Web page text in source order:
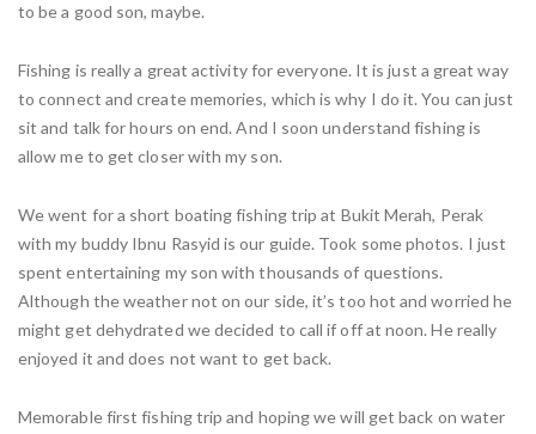
to be a good son, maybe.
Fishing is really a great activity for everyone. It is just a great way
to connect and create memories, which is why I do it. You can just
sit and talk for hours on end. And I soon understand fishing is
allow me to get closer with my son.
We went for a short boating fishing trip at Bukit Merah, Perak
with my buddy Ibnu Rasyid is our guide. Took some photos. I just
spent entertaining my son with thousands of questions.
Although the weather not on our side, it’s too hot and worried he
might get dehydrated we decided to call if off at noon. He really
enjoyed it and does not want to get back.
Memorable first fishing trip and hoping we will get back on water